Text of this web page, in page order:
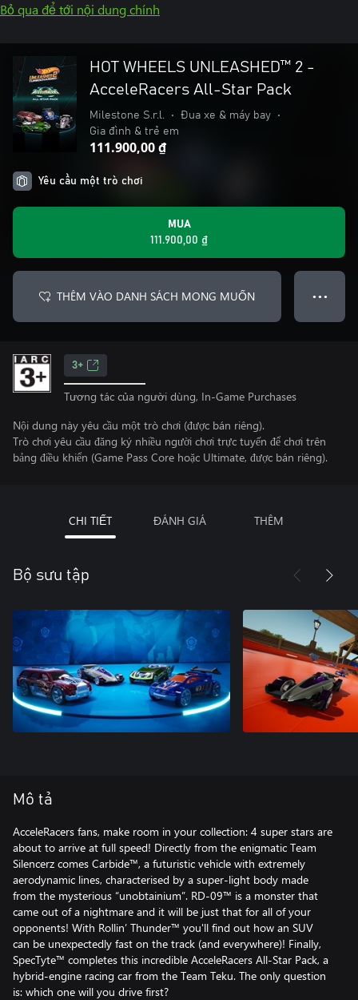
Bỏ qua để tới nội dung chính
HOT WHEELS UNLEASHED™ 2 -
AcceleRacers All-Star Pack
Milestone S.r.l. • Đua xe & máy bay
•
Gia đình & trẻ em
111.900,00 ₫
Yêu cầu một trò chơi
MUA
111.900,00 ₫
THÊM VÀO DANH SÁCH MONG MUỐN ● ● ●
3+
Tương tác của người dùng, In-Game Purchases
Nội dung này yêu cầu một trò chơi (được bán riêng).
Trò chơi yêu cầu đăng ký nhiều người chơi trực tuyến để chơi trên
bảng điều khiển (Game Pass Core hoặc Ultimate, được bán riêng).
CHI TIẾT ĐÁNH GIÁ THÊM
Bộ sưu tập
Mô tả
AcceleRacers fans, make room in your collection: 4 super stars are
about to arrive at full speed! Directly from the enigmatic Team
Silencerz comes Carbide™, a futuristic vehicle with extremely
aerodynamic lines, characterised by a super-light body made
from the mysterious “unobtainium”. RD-09™ is a monster that
came out of a nightmare and it will be just that for all of your
opponents! With Rollin’ Thunder™ you'll find out how an SUV
can be unexpectedly fast on the track (and everywhere)! Finally,
SpecTyte™ completes this incredible AcceleRacers All-Star Pack, a
hybrid-engine racing car from the Team Teku. The only question
is: which one will you drive first?